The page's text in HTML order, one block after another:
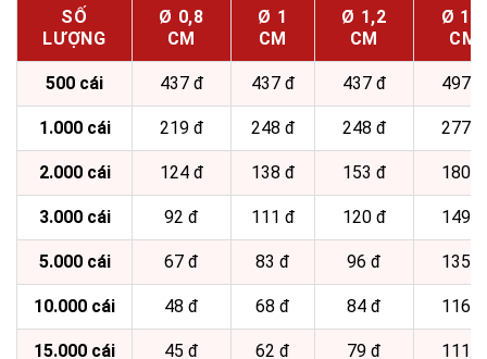
SỐ
LƯỢNG
Ø 0,8
CM
Ø 1
CM
Ø 1,2
CM
Ø 1,5
CM
500 cái 437 đ 437 đ 437 đ 497 đ
1.000 cái 219 đ 248 đ 248 đ 277 đ
2.000 cái 124 đ 138 đ 153 đ 180 đ
3.000 cái 92 đ 111 đ 120 đ 149 đ
5.000 cái 67 đ 83 đ 96 đ 135 đ
10.000 cái 48 đ 68 đ 84 đ 116 đ
15.000 cái 45 đ 62 đ 79 đ 111 đ